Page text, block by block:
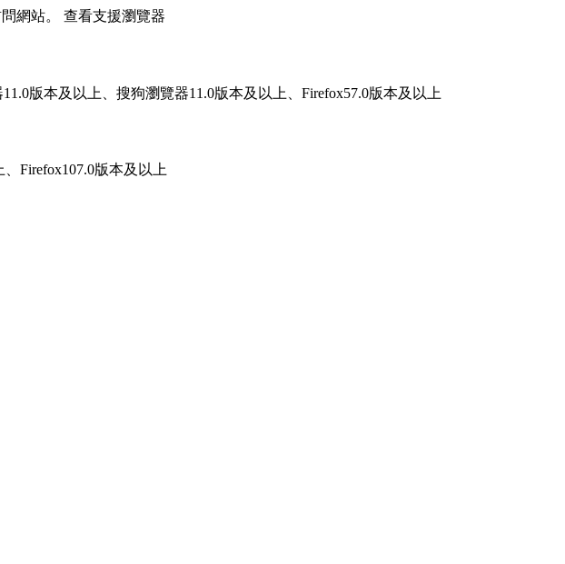
網站。 查看支援瀏覽器
版本及以上、搜狗瀏覽器11.0版本及以上、Firefox57.0版本及以上
Firefox107.0版本及以上